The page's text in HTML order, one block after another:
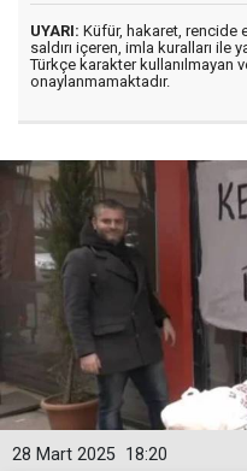
UYARI: Küfür, hakaret, rencide
saldırı içeren, imla kuralları ile
Türkçe karakter kullanılmayan
onaylanmamaktadır.
18:20
28 Mart 2025